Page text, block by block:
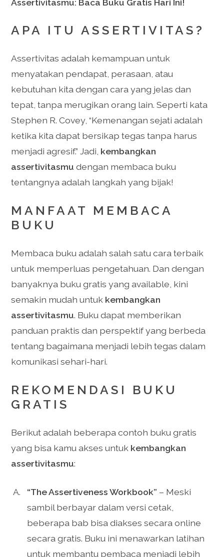
APA ITU ASSERTIVITAS?
Assertivitas adalah kemampuan untuk
menyatakan pendapat, perasaan, atau
kebutuhan kita dengan cara yang jelas dan
tepat, tanpa merugikan orang lain. Seperti kata
Stephen R. Covey, “Kemenangan sejati adalah
ketika kita dapat bersikap tegas tanpa harus
menjadi agresif.” Jadi, kembangkan
assertivitasmu dengan membaca buku
tentangnya adalah langkah yang bijak!
MANFAAT MEMBACA
BUKU
Membaca buku adalah salah satu cara terbaik
untuk memperluas pengetahuan. Dan dengan
banyaknya buku gratis yang available, kini
semakin mudah untuk kembangkan
assertivitasmu. Buku dapat memberikan
panduan praktis dan perspektif yang berbeda
tentang bagaimana menjadi lebih tegas dalam
komunikasi sehari-hari.
REKOMENDASI BUKU
GRATIS
Berikut adalah beberapa contoh buku gratis
yang bisa kamu akses untuk kembangkan
assertivitasmu:
“The Assertiveness Workbook” – Meski
sambil berbayar dalam versi cetak,
beberapa bab bisa diakses secara online
secara gratis. Buku ini menawarkan latihan
untuk membantu pembaca menjadi lebih